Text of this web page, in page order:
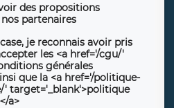
des propositions
partenaires
je reconnais avoir pris
les <a href='/cgu/'
générales
que la <a href='/politique-
target='_blank'>politique
a>